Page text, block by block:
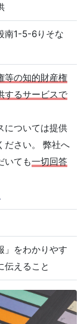
南1-5-6りそな
等の知的財産権
するサービスで
については提供
ださい。 弊社へ
いても一切回答
」をわかりやす
伝えること